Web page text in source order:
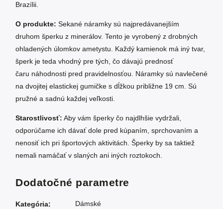
Brazílii.
O produkte: Sekané náramky sú najpredávanejším
druhom šperku z minerálov. Tento je vyrobený z drobných
ohladených úlomkov ametystu. Každý kamienok má iný tvar,
šperk je teda vhodný pre tých, čo dávajú prednosť
čaru náhodnosti pred pravidelnosťou. Náramky sú navlečené
na dvojitej elastickej gumičke s dĺžkou približne 19 cm. Sú
pružné a sadnú každej veľkosti.
Starostlivosť: Aby vám šperky čo najdlhšie vydržali,
odporúčame ich dávať dole pred kúpaním, sprchovaním a
nenosiť ich pri športových aktivitách. Šperky by sa taktiež
nemali namáčať v slaných ani iných roztokoch.
Dodatočné parametre
Kategória:
Dámské